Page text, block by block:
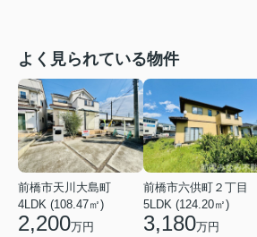
よく見られている物件
前橋市天川大島町
4LDK (108.47㎡)
2,200万円
前橋市六供町２丁目
5LDK (124.20㎡)
3,180万円